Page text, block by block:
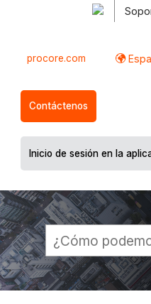
procore.com
Contáctenos
Inicio de sesión en la